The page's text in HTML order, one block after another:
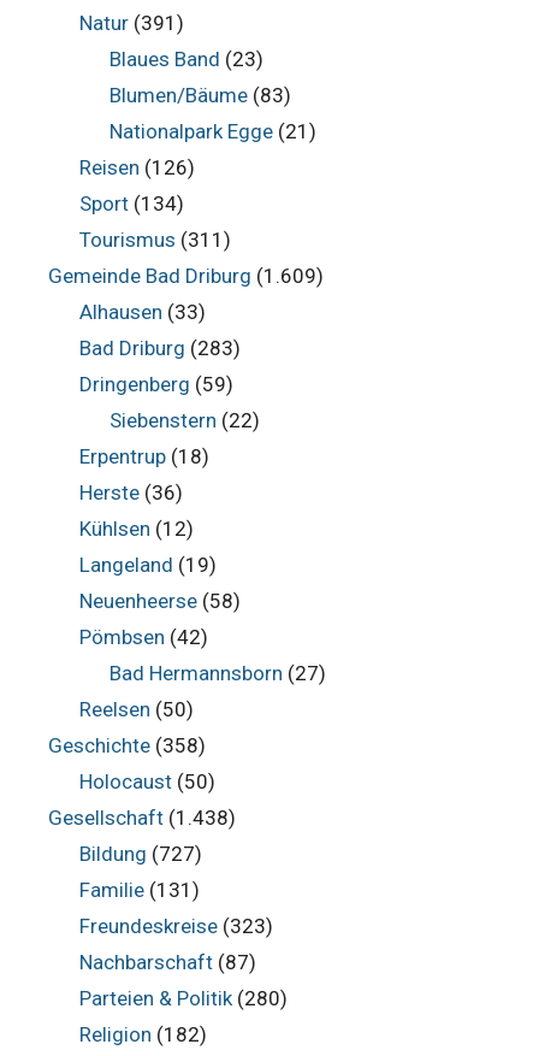
Natur(391)
Blaues Band (23)
Blumen/Bäume (83)
Nationalpark Egge (21)
Reisen (126)
Sport(134)
Tourismus (311)
Gemeinde Bad Driburg (1.609)
Alhausen (33)
Bad Driburg (283)
Dringenberg (59)
Siebenstern (22)
Erpentrup(18)
Herste(36)
Kühlsen (12)
Langeland (19)
Neuenheerse(58)
Pömbsen (42)
Bad Hermannsborn (27)
Reelsen (50)
Geschichte (358)
Holocaust(50)
Gesellschaft (1.438)
Bildung (727)
Familie(131)
Freundeskreise(323)
Nachbarschaft(87)
Parteien & Politik(280)
Religion (182)